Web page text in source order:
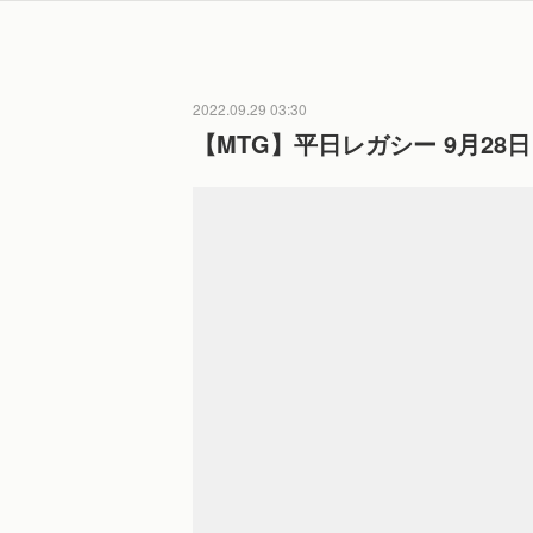
2022.09.29 03:30
【MTG】平日レガシー 9月28日